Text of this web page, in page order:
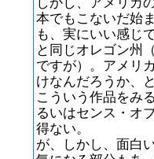
本でもこないだ始
も、実にいい感じ
と同じオレゴン州
ですが）。アメリ
けなんだろうか、
こういう作品をみ
るいはセンス・オ
得ない。
が、しかし、面白